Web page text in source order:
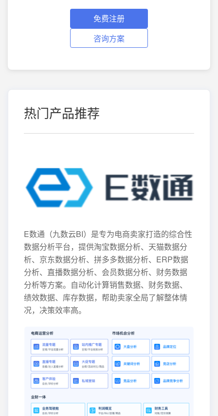
免费注册
咨询方案
热门产品推荐
E数通（九数云BI）是专为电商卖家打造的综合性
数据分析平台，提供淘宝数据分析、天猫数据分
析、京东数据分析、拼多多数据分析、ERP数据
分析、直播数据分析、会员数据分析、财务数据
分析等方案。自动化计算销售数据、财务数据、
绩效数据、库存数据，帮助卖家全局了解整体情
况，决策效率高。